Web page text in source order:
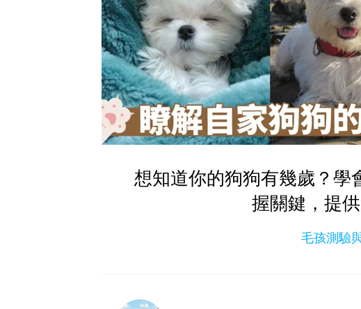
想知道你的狗狗有幾歲？學
握關鍵，提
毛孩測驗